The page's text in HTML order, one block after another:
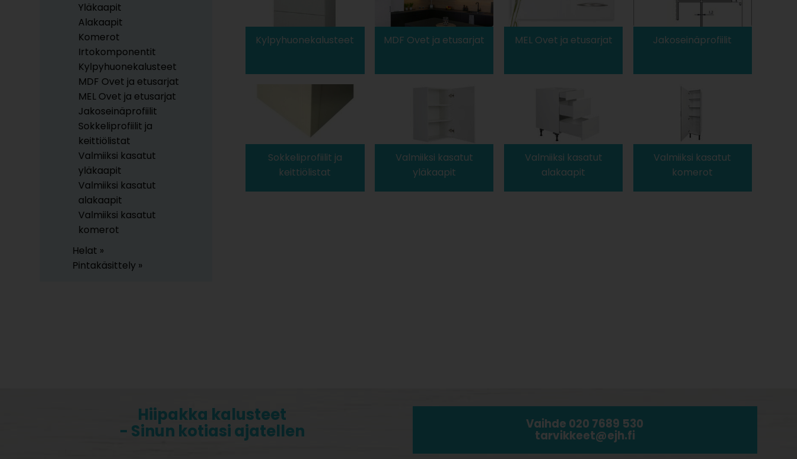
Yläkaapit
Alakaapit
Komerot
Irtokomponentit
Kylpyhuonekalusteet
MDF Ovet ja etusarjat
MEL Ovet ja etusarjat
Jakoseinäprofiilit
Sokkeliprofiilit ja
keittiölistat
Valmiiksi kasatut
yläkaapit
Valmiiksi kasatut
alakaapit
Valmiiksi kasatut
komerot
Helat »
Pintakäsittely »
Kylpyhuonekalusteet MDF Ovet ja etusarjat MEL Ovet ja etusarjat Jakoseinäprofiilit
Sokkeliprofiilit ja
keittiölistat
Valmiiksi kasatut
yläkaapit
Valmiiksi kasatut
alakaapit
Valmiiksi kasatut
komerot
Hiipakka kalusteet
- Sinun kotiasi ajatellen
Vaihde 020 7689 530
tarvikkeet@ejh.fi